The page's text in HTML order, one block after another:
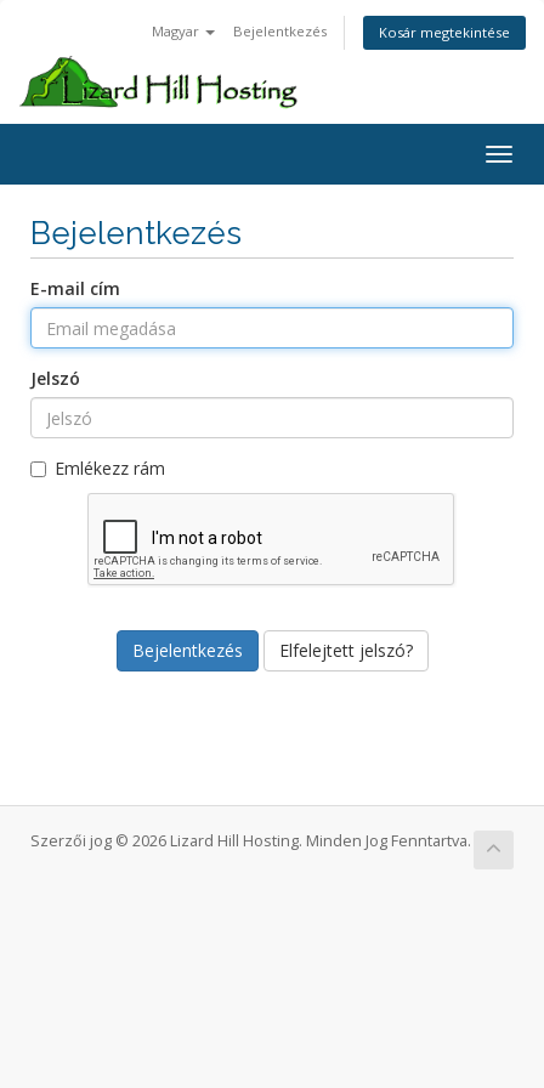
Magyar Bejelentkezés Kosár megtekintése
Bejelentkezés
E-mail cím
Jelszó
Emlékezz rám
Elfelejtett jelszó?
Szerzői jog © 2026 Lizard Hill Hosting. Minden Jog Fenntartva.